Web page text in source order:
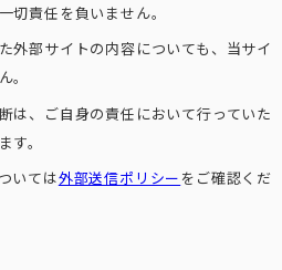
切責任を負いません。
外部サイトの内容についても、当サイ
。
は、ご自身の責任において行っていた
。
いては外部送信ポリシー をご確認くだ